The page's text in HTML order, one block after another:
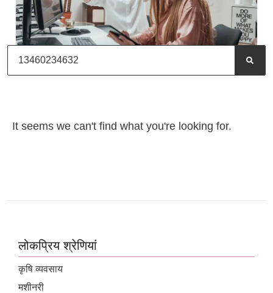
It seems we can't find what you're looking for.
लोकप्रिय श्रेणियां
कृषि व्यवसाय
मशीनरी